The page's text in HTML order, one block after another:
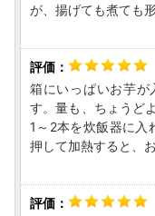
が、揚げても煮ても
箱にいっぱいお芋が
す。量も、ちょうど
1～2本を炊飯器に入
押して加熱すると、